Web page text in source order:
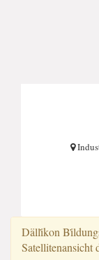
Dälli̇̇kon
Satellitenansicht